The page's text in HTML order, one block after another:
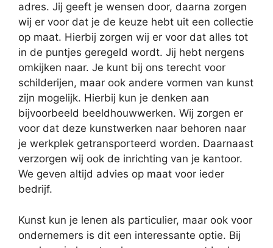
adres. Jij geeft je wensen door, daarna zorgen
wij er voor dat je de keuze hebt uit een collectie
op maat. Hierbij zorgen wij er voor dat alles tot
in de puntjes geregeld wordt. Jij hebt nergens
omkijken naar. Je kunt bij ons terecht voor
schilderijen, maar ook andere vormen van kunst
zijn mogelijk. Hierbij kun je denken aan
bijvoorbeeld beeldhouwwerken. Wij zorgen er
voor dat deze kunstwerken naar behoren naar
je werkplek getransporteerd worden. Daarnaast
verzorgen wij ook de inrichting van je kantoor.
We geven altijd advies op maat voor ieder
bedrijf.
Kunst kun je lenen als particulier, maar ook voor
ondernemers is dit een interessante optie. Bij